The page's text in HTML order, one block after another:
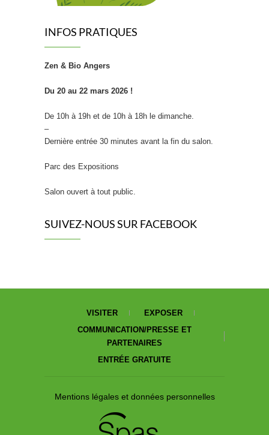
INFOS PRATIQUES
Zen & Bio Angers
Du 20 au 22 mars 2026 !
De 10h à 19h et de 10h à 18h le dimanche.
–
Dernière entrée 30 minutes avant la fin du salon.
Parc des Expositions
Salon ouvert à tout public.
SUIVEZ-NOUS SUR FACEBOOK
VISITER
EXPOSER
COMMUNICATION/PRESSE ET
PARTENAIRES
ENTRÉE GRATUITE
Mentions légales et données personnelles